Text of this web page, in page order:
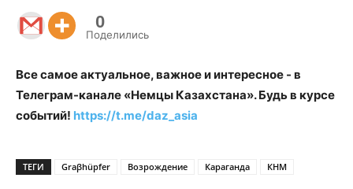
0
Поделились
Все самое актуальное, важное и интересное - в
Телеграм-канале «Немцы Казахстана». Будь в курсе
событий! https://t.me/daz_asia
ТЕГИ Graβhüpfer Возрождение Караганда КНМ